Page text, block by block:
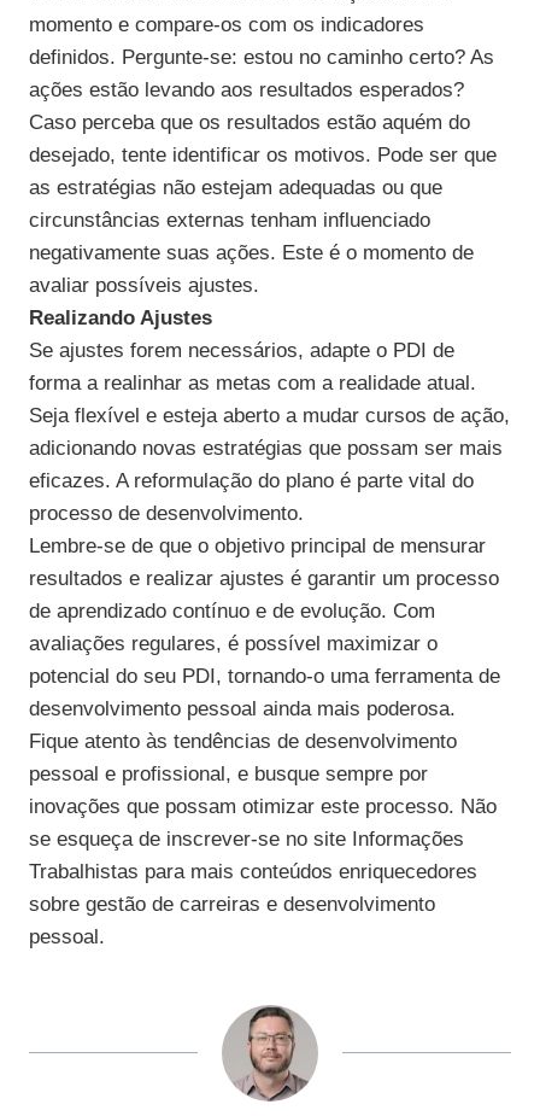
momento e compare-os com os indicadores
definidos. Pergunte-se: estou no caminho certo? As
ações estão levando aos resultados esperados?
Caso perceba que os resultados estão aquém do
desejado, tente identificar os motivos. Pode ser que
as estratégias não estejam adequadas ou que
circunstâncias externas tenham influenciado
negativamente suas ações. Este é o momento de
avaliar possíveis ajustes.
Realizando Ajustes
Se ajustes forem necessários, adapte o PDI de
forma a realinhar as metas com a realidade atual.
Seja flexível e esteja aberto a mudar cursos de ação,
adicionando novas estratégias que possam ser mais
eficazes. A reformulação do plano é parte vital do
processo de desenvolvimento.
Lembre-se de que o objetivo principal de mensurar
resultados e realizar ajustes é garantir um processo
de aprendizado contínuo e de evolução. Com
avaliações regulares, é possível maximizar o
potencial do seu PDI, tornando-o uma ferramenta de
desenvolvimento pessoal ainda mais poderosa.
Fique atento às tendências de desenvolvimento
pessoal e profissional, e busque sempre por
inovações que possam otimizar este processo. Não
se esqueça de inscrever-se no site Informações
Trabalhistas para mais conteúdos enriquecedores
sobre gestão de carreiras e desenvolvimento
pessoal.